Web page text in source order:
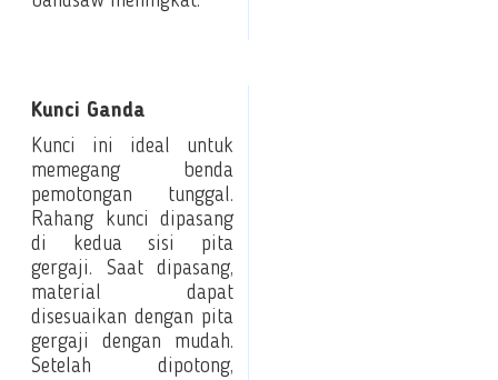
Kunci Ganda
Kunci ini ideal untuk
memegang benda
pemotongan tunggal.
Rahang kunci dipasang
di kedua sisi pita
gergaji. Saat dipasang,
material dapat
disesuaikan dengan pita
gergaji dengan mudah.
Setelah dipotong,